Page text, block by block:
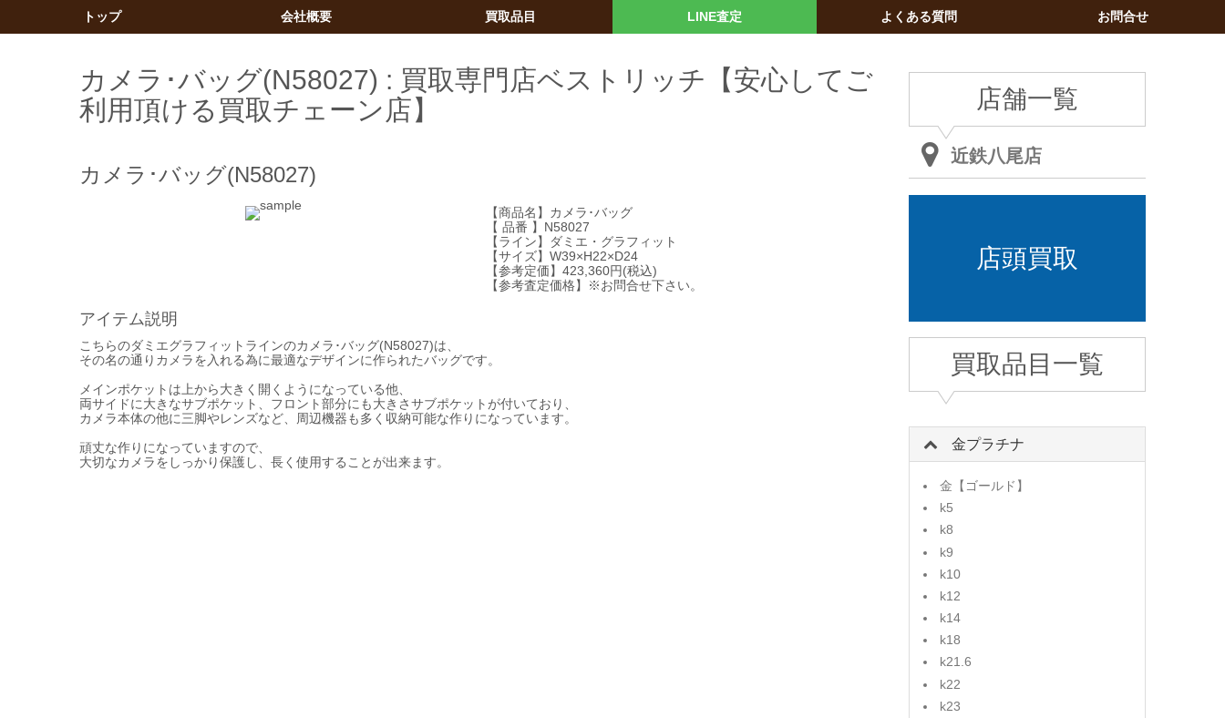
トップ 会社概要 買取品目 LINE査定 よくある質問 お問合せ
カメラ･バッグ(N58027) : 買取専門店ベストリッチ【安心してご
利用頂ける買取チェーン店】
カメラ･バッグ(N58027)
【商品名】カメラ･バッグ
【 品番 】N58027
【ライン】ダミエ・グラフィット
【サイズ】W39×H22×D24
【参考定価】423,360円(税込)
【参考査定価格】※お問合せ下さい。
アイテム説明
こちらのダミエグラフィットラインのカメラ･バッグ(N58027)は、
その名の通りカメラを入れる為に最適なデザインに作られたバッグです。
メインポケットは上から大きく開くようになっている他、
両サイドに大きなサブポケット、フロント部分にも大きさサブポケットが付いており、
カメラ本体の他に三脚やレンズなど、周辺機器も多く収納可能な作りになっています。
頑丈な作りになっていますので、
大切なカメラをしっかり保護し、長く使用することが出来ます。
店舗一覧
近鉄八尾店
店頭買取
買取品目一覧
金プラチナ
金【ゴールド】
k5
k8
k9
k10
k12
k14
k18
k21.6
k22
k23